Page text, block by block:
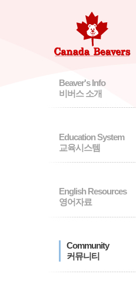
Beaver's Info
비버스 소개
Education System
교육시스템
English Resources
영어자료
Community
커뮤니티